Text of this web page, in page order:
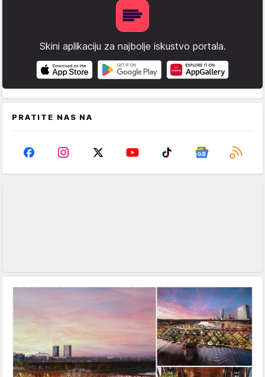
Skini aplikaciju za najbolje iskustvo portala.
PRATITE NAS NA